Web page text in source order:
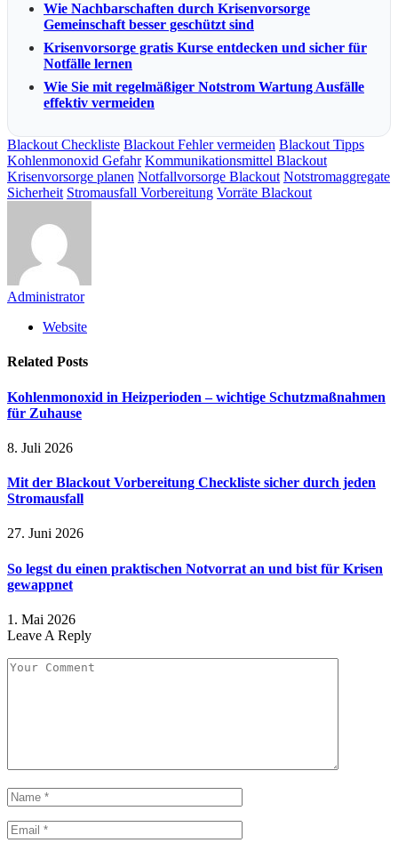
Wie Nachbarschaften durch Krisenvorsorge
Gemeinschaft besser geschützt sind
Krisenvorsorge gratis Kurse entdecken und sicher für
Notfälle lernen
Wie Sie mit regelmäßiger Notstrom Wartung Ausfälle
effektiv vermeiden
Blackout Checkliste Blackout Fehler vermeiden Blackout Tipps
Kohlenmonoxid Gefahr Kommunikationsmittel Blackout
Krisenvorsorge planen Notfallvorsorge Blackout Notstromaggregate
Sicherheit Stromausfall Vorbereitung Vorräte Blackout
Administrator
Website
Related Posts
Kohlenmonoxid in Heizperioden – wichtige Schutzmaßnahmen
für Zuhause
8. Juli 2026
Mit der Blackout Vorbereitung Checkliste sicher durch jeden
Stromausfall
27. Juni 2026
So legst du einen praktischen Notvorrat an und bist für Krisen
gewappnet
1. Mai 2026
Leave A Reply